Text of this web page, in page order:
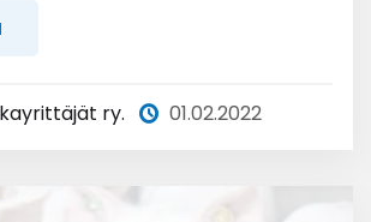
ry. 01.02.2022